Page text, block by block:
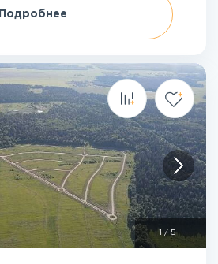
Подробнее
/ 5